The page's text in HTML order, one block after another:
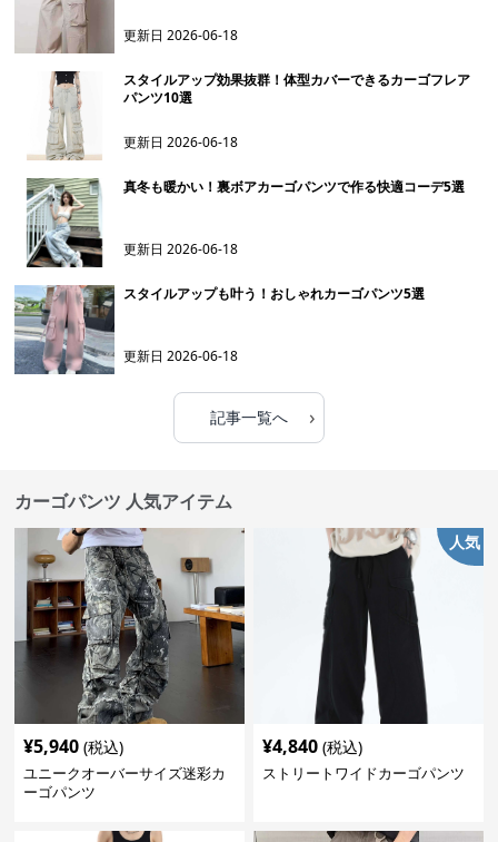
更新日2026-06-18
スタイルアップ効果抜群！体型カバーできるカーゴフレア
パンツ10選
更新日2026-06-18
真冬も暖かい！裏ボアカーゴパンツで作る快適コーデ5選
更新日2026-06-18
スタイルアップも叶う！おしゃれカーゴパンツ5選
更新日2026-06-18
記事一覧へ ›
カーゴパンツ 人気アイテム
¥5,940 (税込)
ユニークオーバーサイズ迷彩カ
ーゴパンツ
人気
¥4,840 (税込)
ストリートワイドカーゴパンツ